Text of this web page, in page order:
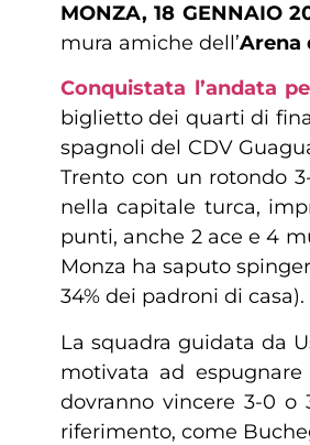
MONZA, 18 GENNAIO
mura amiche dell’Arena
Conquistata l’andata
biglietto dei quarti di
spagnoli del CDV
Trento con un rotondo
nella capitale turca,
punti, anche 2 ace e 4
Monza ha saputo
34% dei padroni di casa).
La squadra guidata da
motivata ad
dovranno vincere 3-0
riferimento, come